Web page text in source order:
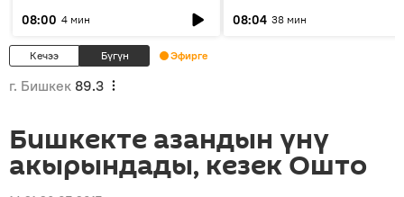
08:00 4 мин
08:04 38 мин
Кечээ Бүгүн Эфирге
г. Бишкек 89.3
Бишкекте азандын үнү
акырындады, кезек Ошто